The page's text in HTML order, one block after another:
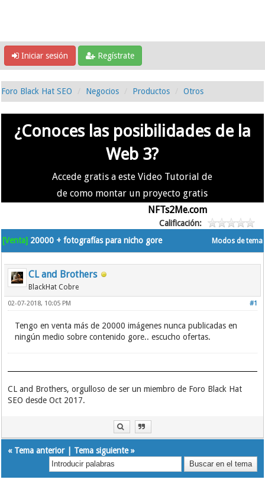
Iniciar sesión Regístrate
Foro Black Hat SEO Negocios Productos Otros
¿Conoces las posibilidades de la
Web 3?
Accede gratis a este Video Tutorial de
de como montar un proyecto gratis
NFTs2Me.com
Calificación:
Modos de tema
[Venta] 20000 + fotografías para nicho gore
CL and Brothers
BlackHat Cobre
#1
02-07-2018, 10:05 PM
Tengo en venta más de 20000 imágenes nunca publicadas en
ningún medio sobre contenido gore.. escucho ofertas.
CL and Brothers, orgulloso de ser un miembro de Foro Black Hat
SEO desde Oct 2017.
« Tema anterior| Tema siguiente»